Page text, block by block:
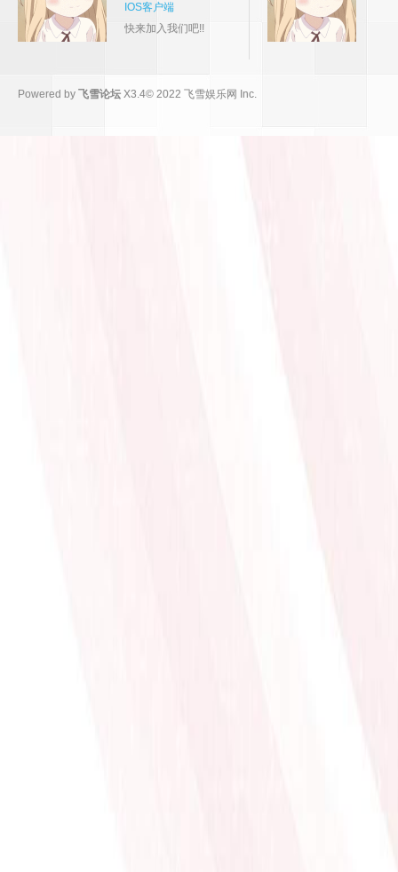
IOS客户端
快来加入我们吧!!
Powered by 飞雪论坛 X3.4© 2022 飞雪娱乐网 Inc.